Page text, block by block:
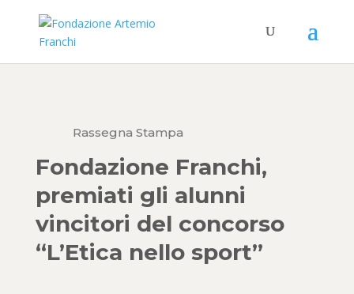
Rassegna Stampa
Fondazione Franchi,
premiati gli alunni
vincitori del concorso
“L’Etica nello sport”